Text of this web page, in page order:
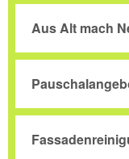
Aus Alt mach